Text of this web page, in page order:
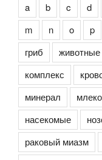
a b c d
m
n o p
гриб
животные
комплекс
минерал
насекомые
раковый миазм